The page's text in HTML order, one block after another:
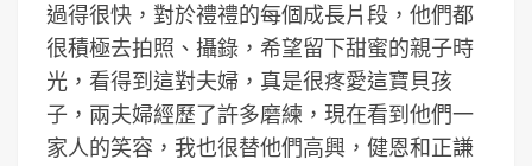
過得很快，對於禮禮的每個成長片段，他們都
很積極去拍照、攝錄，希望留下甜蜜的親子時
光，看得到這對夫婦，真是很疼愛這寶貝孩
子，兩夫婦經歷了許多磨練，現在看到他們一
家人的笑容，我也很替他們高興，健恩和正謙